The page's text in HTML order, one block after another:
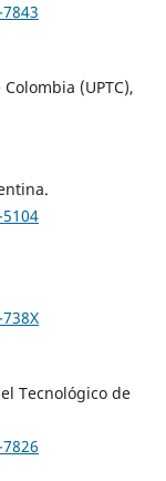
(UPTC),
Tecnológico de